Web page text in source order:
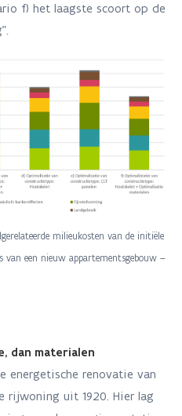
f) het laagste scoort op de
milieukosten van de initiële
van een nieuw appartementsgebouw –
dan materialen
energetische renovatie van
rijwoning uit 1920. Hier lag